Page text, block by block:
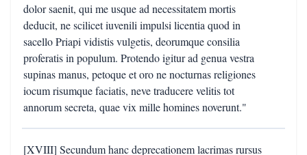
dolor saenit, qui me usque ad necessitatem mortis
deducit, ne scilicet iuvenili impulsi licentia quod in
sacello Priapi vidistis vulgetis, deorumque consilia
proferatis in populum. Protendo igitur ad genua vestra
supinas manus, petoque et oro ne nocturnas religiones
iocum risumque faciatis, neve traducere velitis tot
annorum secreta, quae vix mille homines noverunt."
[XVIII] Secundum hanc deprecationem lacrimas rursus